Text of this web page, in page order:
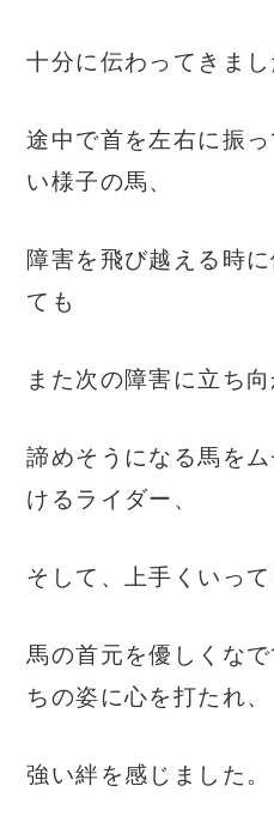
十分に伝わってきまし
途中で首を左右に振
い様子の馬、
障害を飛び越える時
ても
また次の障害に立ち向
諦めそうになる馬を
けるライダー、
そして、上手くいって
馬の首元を優しくな
ちの姿に心を打たれ、
強い絆を感じました。